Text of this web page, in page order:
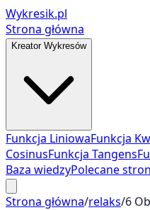
Wykresik.pl
Strona główna
Kreator Wykresów
Funkcja LiniowaFunkcja
CosinusFunkcja Tangens
Baza wiedzyPolecane
Strona główna/relaks/6